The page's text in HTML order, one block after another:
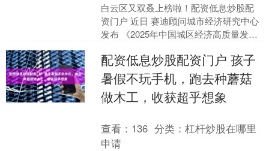
白云区又双叒上榜啦！配资低息炒股配
资门户 近日 赛迪顾问城市经济研究中心
发布 《2025年中国城区经济高质量发展
单 白....
配资低息炒股配资门户 孩子
暑假不玩手机，跑去种蘑菇
做木工，收获超乎想象
查看： 136 分类：杠杆炒股在哪里
申请